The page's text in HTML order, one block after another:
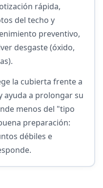
rápida,
del techo y
preventivo,
desgaste (óxido,
la cubierta frente a
ayuda a prolongar su
menos del "tipo
preparación:
débiles e